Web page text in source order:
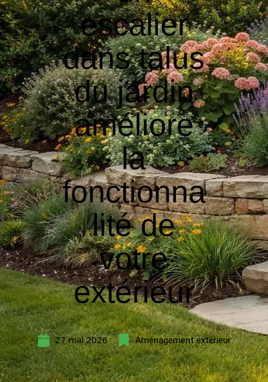
escalier
dans talus
du jardin
améliore
la
fonctionna
lité de
votre
extérieur
27 mai 2026 Aménagement extérieur